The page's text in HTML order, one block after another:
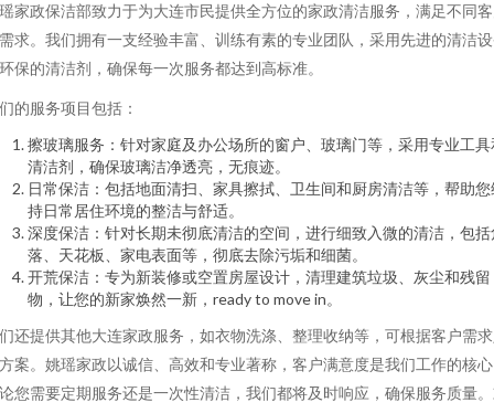
家政保洁部致力于为大连市民提供全方位的家政清洁服务，满足不同
求。我们拥有一支经验丰富、训练有素的专业团队，采用先进的清洁
保的清洁剂，确保每一次服务都达到高标准。
的服务项目包括：
擦玻璃服务：针对家庭及办公场所的窗户、玻璃门等，采用专业工具
清洁剂，确保玻璃洁净透亮，无痕迹。
日常保洁：包括地面清扫、家具擦拭、卫生间和厨房清洁等，帮助您
持日常居住环境的整洁与舒适。
深度保洁：针对长期未彻底清洁的空间，进行细致入微的清洁，包括
落、天花板、家电表面等，彻底去除污垢和细菌。
开荒保洁：专为新装修或空置房屋设计，清理建筑垃圾、灰尘和残留
物，让您的新家焕然一新，ready to move in。
还提供其他大连家政服务，如衣物洗涤、整理收纳等，可根据客户需
案。姚瑶家政以诚信、高效和专业著称，客户满意度是我们工作的核
您需要定期服务还是一次性清洁，我们都将及时响应，确保服务质量